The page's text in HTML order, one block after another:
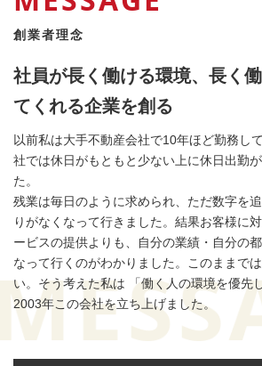
創業者理念
社員が長く働ける環境、長く
てくれる企業を創る
以前私は大手不動産会社で10年ほど勤務し
社では休日がもともと少ない上に休日出勤
た。
残業は毎日のように求められ、ただ数字を
りがなくなって行きました。結果お客様に
ービスの提供よりも、自分の業績・自分の
なって行くのがわかりました。このままで
い。そう考えた私は 「働く人の環境を優先
2003年この会社を立ち上げました。